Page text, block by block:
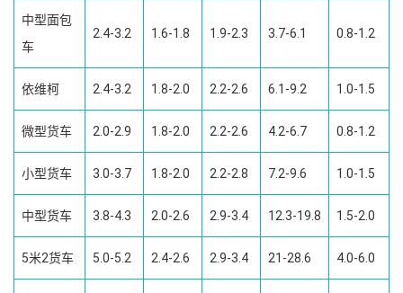
中型面包
车
2.4-3.2 1.6-1.8 1.9-2.3 3.7-6.1 0.8-1.2
依维柯 2.4-3.2 1.8-2.0 2.2-2.6 6.1-9.2 1.0-1.5
微型货车 2.0-2.9 1.8-2.0 2.2-2.6 4.2-6.7 0.8-1.2
小型货车 3.0-3.7 1.8-2.0 2.2-2.8 7.2-9.6 1.0-1.5
中型货车 3.8-4.3 2.0-2.6 2.9-3.4 12.3-19.8 1.5-2.0
5米2货车 5.0-5.2 2.4-2.6 2.9-3.4 21-28.6 4.0-6.0